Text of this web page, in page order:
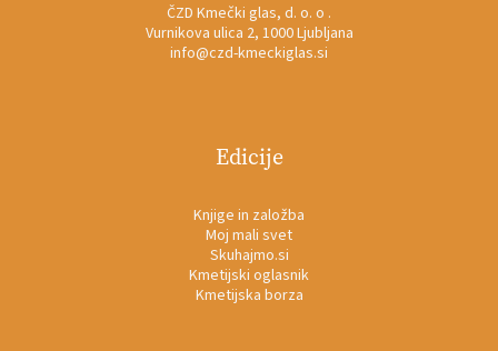
ČZD Kmečki glas, d. o. o .
Vurnikova ulica 2, 1000 Ljubljana
info@czd-kmeckiglas.si
Edicije
Knjige in založba
Moj mali svet
Skuhajmo.si
Kmetijski oglasnik
Kmetijska borza